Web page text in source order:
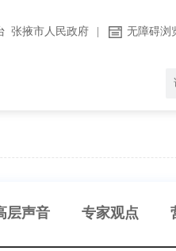
张掖市人民政府 无障碍浏
层声音 专家观点